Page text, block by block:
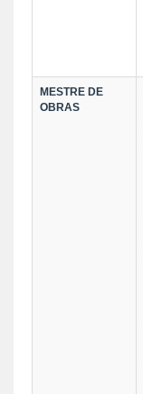
MESTRE DE
OBRAS